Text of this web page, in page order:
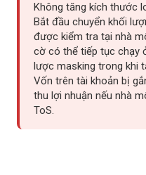
Không tăng kích thước
Bắt đầu chuyển khối
được kiểm tra tại nhà
cờ có thể tiếp tục chạy
lược masking trong khi
Vốn trên tài khoản bị
thu lợi nhuận nếu nhà
ToS.